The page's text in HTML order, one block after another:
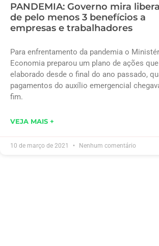
PANDEMIA: Governo mira
de pelo menos 3 benefícios a
empresas e trabalhadores
Para enfrentamento da pandemia o
Economia preparou um plano de ações
elaborado desde o final do ano passado,
pagamentos do auxílio emergencial
fim.
VEJA MAIS +
10 de março de 2021 Nenhum comentário